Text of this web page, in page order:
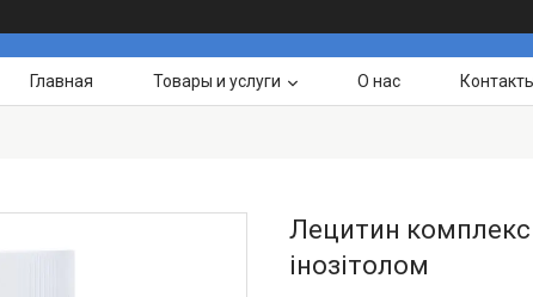
Главная Товары и услуги О нас
Лецитин комплекс
інозітолом